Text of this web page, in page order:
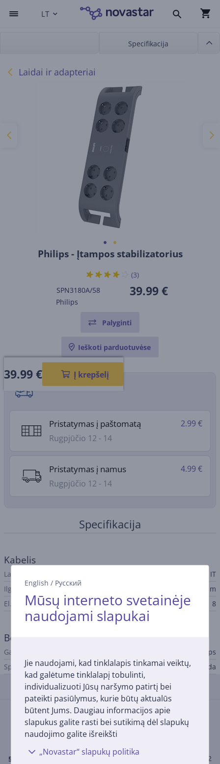
English / Русский
Mūsų interneto svetainėje
naudojami slapukai
Jie naudojami, kad tinklalapis tinkamai veiktų,
kad galėtume tinklalapį tobulinti,
individualizuoti Jūsų naršymo patirtį bei
pateikti pasiūlymus, kurie būtų aktualūs
būtent Jums. Daugiau informacijos apie
slapukus galite rasti bei sutikimą dėl slapukų
naudojimo galite išreikšti
„Novastar“ slapukų politika
LT
Specifikacija
Laidai ir adapteriai
Philips - Įtampos stabilizatorius
SPN3180A/58
Philips
39.99 €
(3)
Palyginti
Ieškoti parduotuvėse
39.99€ Į krepšelį
Pristatymo būdai
Pristatymas į paštomatą
Rugpjūčio 12 - 14
2.99 €
Pristatymas į namus
Rugpjūčio 12 - 14
4.99 €
Specifikacija
Kabelis
Laidų tipas
IT
Ilgis
2 m
El. lizdai
8
Bendri parametrai
Gamintojas
Philips
Spalva
Juoda
Atsiliepimai
Įvertinimas
(3)
4,0
5
2